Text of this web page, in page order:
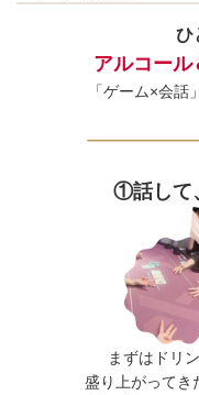
ひ
アルコール
「ゲーム×会
①話して
まずはドリ
盛り上がってき